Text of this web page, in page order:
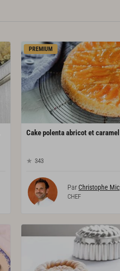
PREMIUM
Cakepolentaabricotetcaramel
343
Par Christophe Michalak
CHEF